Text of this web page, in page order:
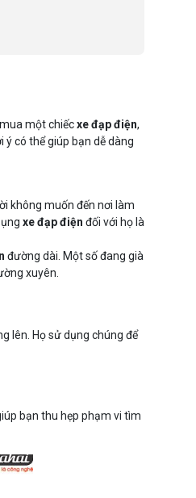
một chiếcxe đạp điện,
có thể giúp bạn dễ dàng
không muốn đến nơi làm
xe đạp điện đối với họ là
đường dài. Một số đang già
xuyên.
lên. Họ sử dụng chúng để
bạn thu hẹp phạm vi tìm